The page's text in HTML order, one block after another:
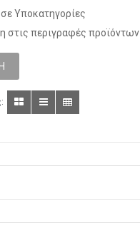
Υποκατηγορίες
στις περιγραφές προϊόντων